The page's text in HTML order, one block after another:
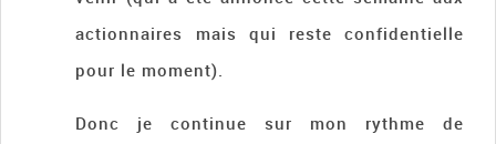
actionnaires mais qui reste confidentielle
pour le moment).
Donc je continue sur mon rythme de